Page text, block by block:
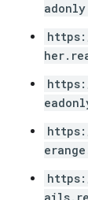
adonly